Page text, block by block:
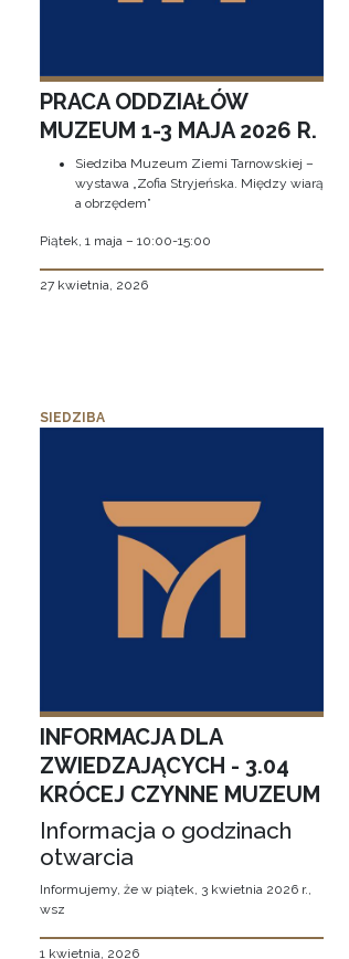
PRACA ODDZIAŁÓW
MUZEUM 1-3 MAJA 2026 R.
Siedziba Muzeum Ziemi Tarnowskiej –
wystawa „Zofia Stryjeńska. Między wiarą
a obrzędem”
Piątek, 1 maja – 10:00-15:00
27 kwietnia, 2026
SIEDZIBA
INFORMACJA DLA
ZWIEDZAJĄCYCH - 3.04
KRÓCEJ CZYNNE MUZEUM
Informacja o godzinach
otwarcia
Informujemy, że w piątek, 3 kwietnia 2026 r.,
wsz
1 kwietnia, 2026